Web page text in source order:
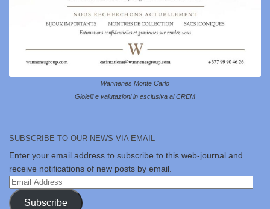
Wannenes Monte Carlo
Gioielli e valutazioni in esclusiva al CREM
SUBSCRIBE TO OUR NEWS VIA EMAIL
Enter your email address to subscribe to this web-journal and
receive notifications of new posts by email.
Email
Address
Subscribe